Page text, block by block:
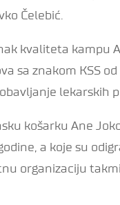
Čelebić.
kvaliteta kampu
sa znakom KSS
lekarskih
košarku Ane
a koje su
organizaciju